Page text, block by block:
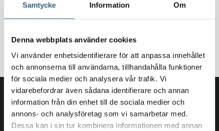
Samtycke Information Om
Denna webbplats använder cookies
Vi använder enhetsidentifierare för att anpassa innehållet
och annonserna till användarna, tillhandahålla funktioner
för sociala medier och analysera vår trafik. Vi
vidarebefordrar även sådana identifierare och annan
information från din enhet till de sociala medier och
annons- och analysföretag som vi samarbetar med.
Dessa kan i sin tur kombinera informationen med annan
popup
Inga produkter hittades som motsvarar ditt val.